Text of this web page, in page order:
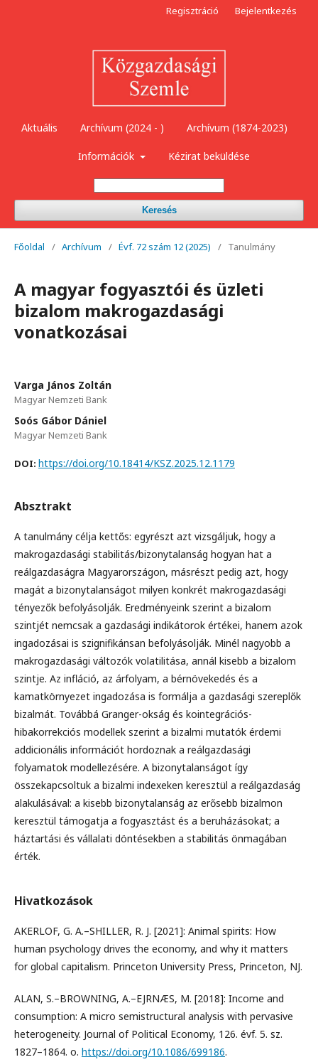
Aktuális Archívum (2024 - ) Archívum (1874-2023)
Információk Kézirat beküldése
Keresés
Regisztráció Bejelentkezés
Főoldal / Archívum / Évf. 72 szám 12 (2025) / Tanulmány
A magyar fogyasztói és üzleti
bizalom makrogazdasági
vonatkozásai
Varga János Zoltán
Magyar Nemzeti Bank
Soós Gábor Dániel
Magyar Nemzeti Bank
DOI: https://doi.org/10.18414/KSZ.2025.12.1179
Absztrakt
A tanulmány célja kettős: egyrészt azt vizsgáljuk, hogy a
makrogazdasági stabilitás/bizonytalanság hogyan hat a
reálgazdaságra Magyarországon, másrészt pedig azt, hogy
magát a bizonytalanságot milyen konkrét makrogazdasági
tényezők befolyásolják. Eredményeink szerint a bizalom
szintjét nemcsak a gazdasági indikátorok értékei, hanem azok
ingadozásai is szignifikánsan befolyásolják. Minél nagyobb a
makrogazdasági változók volatilitása, annál kisebb a bizalom
szintje. Az infláció, az árfolyam, a bérnövekedés és a
kamatkörnyezet ingadozása is formálja a gazdasági szereplők
bizalmát. Továbbá Granger-okság és kointegrációs-
hibakorrekciós modellek szerint a bizalmi mutatók érdemi
addicionális információt hordoznak a reálgazdasági
folyamatok modellezésére. A bizonytalanságot így
összekapcsoltuk a bizalmi indexeken keresztül a reálgazdaság
alakulásával: a kisebb bizonytalanság az erősebb bizalmon
keresztül támogatja a fogyasztást és a beruházásokat; a
háztartási és vállalati döntésekben a stabilitás önmagában
érték.
Hivatkozások
AKERLOF, G. A.–SHILLER, R. J. [2021]: Animal spirits: How
human psychology drives the economy, and why it matters
for global capitalism. Princeton University Press, Princeton, NJ.
ALAN, S.–BROWNING, A.–EJRNÆS, M. [2018]: Income and
consumption: A micro semistructural analysis with pervasive
heterogeneity. Journal of Political Economy, 126. évf. 5. sz.
1827–1864. o. https://doi.org/10.1086/699186.